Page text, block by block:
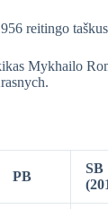
reitingo
Mykhailo
PB
SB